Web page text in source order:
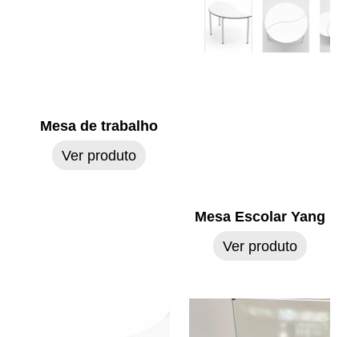
Mesa de trabalho
Ver produto
Mesa Escolar Yang
Ver produto